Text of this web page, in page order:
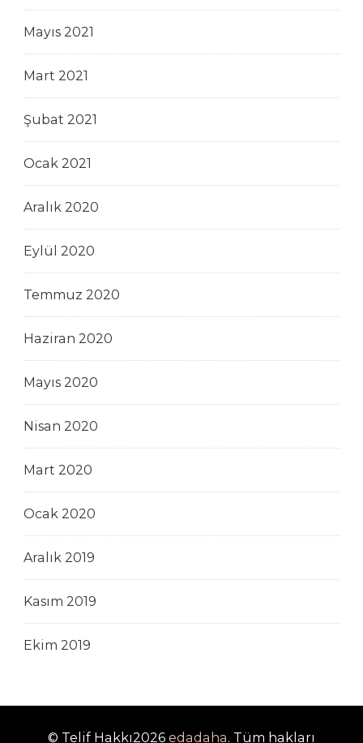
Mayıs 2021
Mart 2021
Şubat 2021
Ocak 2021
Aralık 2020
Eylül 2020
Temmuz 2020
Haziran 2020
Mayıs 2020
Nisan 2020
Mart 2020
Ocak 2020
Aralık 2019
Kasım 2019
Ekim 2019
© Telif Hakkı2026 edadaha. Tüm hakları